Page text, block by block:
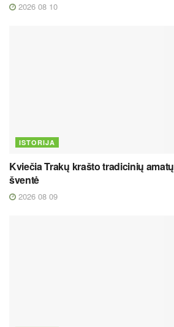
2026 08 10
ISTORIJA
Kviečia Trakų krašto tradicinių
šventė
2026 08 09